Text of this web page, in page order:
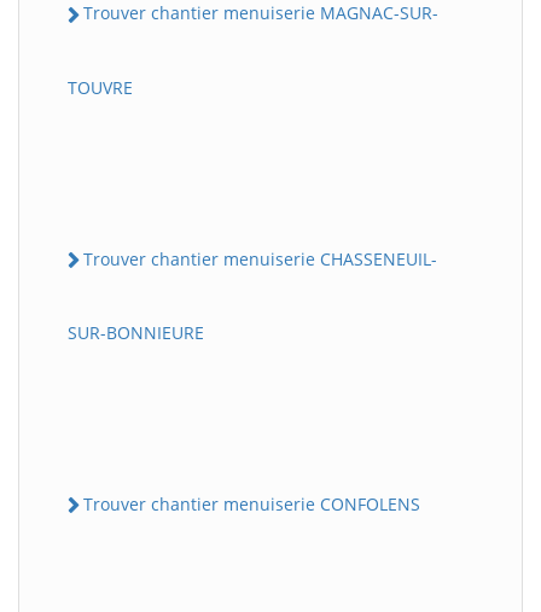
Trouver chantier menuiserie MAGNAC-SUR-
TOUVRE
Trouver chantier menuiserie CHASSENEUIL-
SUR-BONNIEURE
Trouver chantier menuiserie CONFOLENS